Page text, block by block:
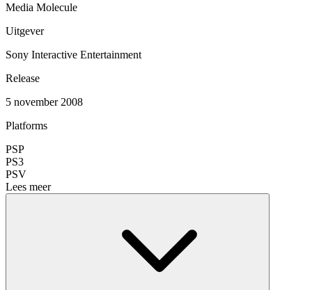
Media Molecule
Uitgever
Sony Interactive Entertainment
Release
5 november 2008
Platforms
PSP
PS3
PSV
Lees meer